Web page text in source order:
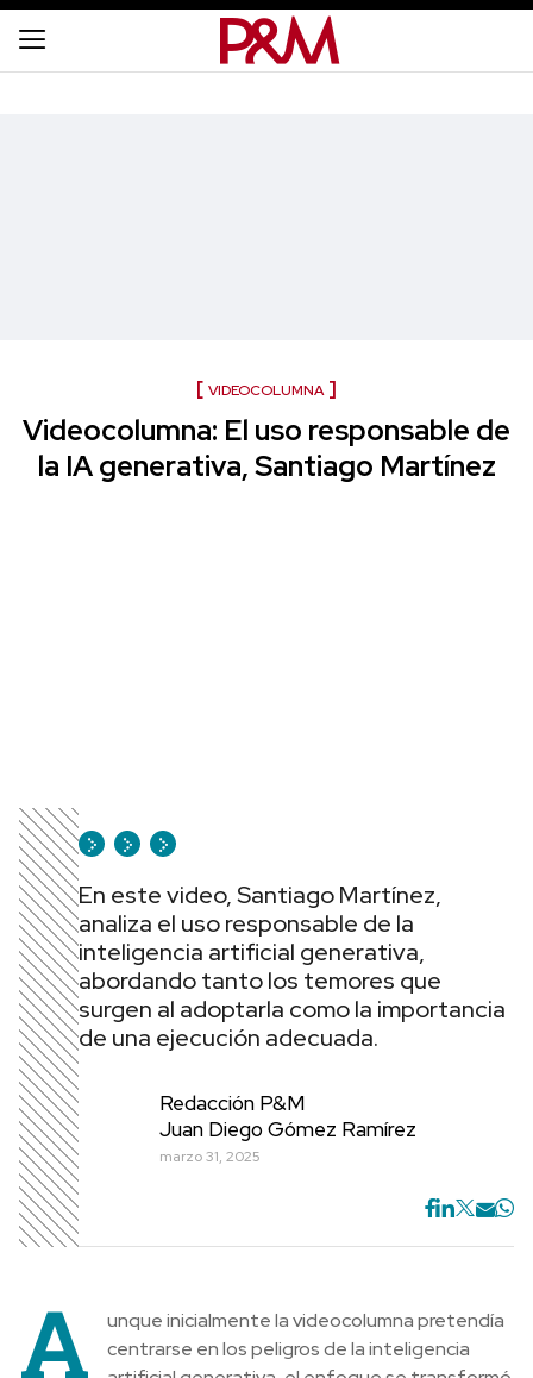
VIDEOCOLUMNA
Videocolumna: El uso responsable de
la IA generativa, Santiago Martínez
En este video, Santiago Martínez,
analiza el uso responsable de la
inteligencia artificial generativa,
abordando tanto los temores que
surgen al adoptarla como la importancia
de una ejecución adecuada.
Redacción P&M
Juan Diego Gómez Ramírez
marzo 31, 2025
A
unque inicialmente la videocolumna pretendía
centrarse en los peligros de la inteligencia